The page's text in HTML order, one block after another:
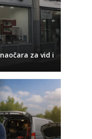
za vid i